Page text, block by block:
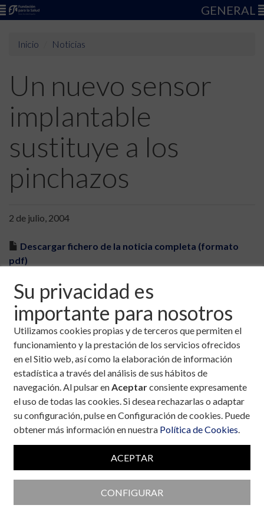
Su privacidad es
importante para nosotros
Utilizamos cookies propias y de terceros que permiten el
funcionamiento y la prestación de los servicios ofrecidos
en el Sitio web, así como la elaboración de información
estadística a través del análisis de sus hábitos de
navegación. Al pulsar enAceptarconsiente expresamente
el uso de todas las cookies. Si desea rechazarlas o adaptar
su configuración, pulse en Configuración de cookies. Puede
obtener más información en nuestra Política de Cookies.
ACEPTAR
CONFIGURAR
GENERAL
Inicio Noticias
Un nuevo sensor
implantable
sustituye a los
pinchazos
2 de julio, 2004
Descargar fichero de la noticia completa (formato
pdf)
Colaboran con la Fundación